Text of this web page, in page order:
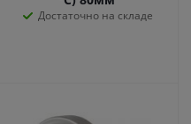
Достаточно на складе